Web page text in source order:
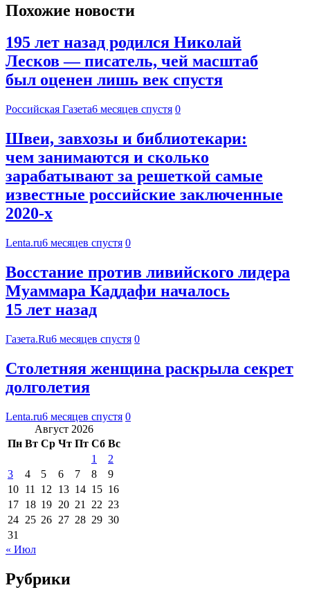
Похожие новости
195 лет назад родился Николай
Лесков — писатель, чей масштаб
был оценен лишь век спустя
Российская Газета6 месяцев спустя 0
Швеи, завхозы и библиотекари:
чем занимаются и сколько
зарабатывают за решеткой самые
известные российские заключенные
2020-х
Lenta.ru6 месяцев спустя 0
Восстание против ливийского лидера
Муаммара Каддафи началось
15 лет назад
Газета.Ru6 месяцев спустя 0
Столетняя женщина раскрыла секрет
долголетия
Lenta.ru6 месяцев спустя 0
Август 2026
Пн Вт Ср Чт Пт Сб Вс
1
2
3
4 5 6 7 8
9
10 11 12 13 14 15 16
17 18 19 20 21 22 23
24 25 26 27 28 29 30
31
« Июл
Рубрики